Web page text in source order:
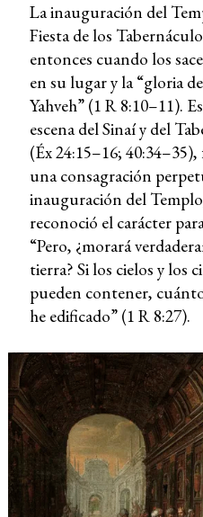
La inauguración del
Fiesta de los
entonces cuando los
en su lugar y la “gloria
Yahveh” (1 R 8:10–11).
escena del Sinaí y del
(Éx 24:15–16;
una consagración
inauguración del
reconoció el carácter
“Pero, ¿morará
tierra? Si los cielos y los
pueden contener,
he edificado” (1 R 8:27).